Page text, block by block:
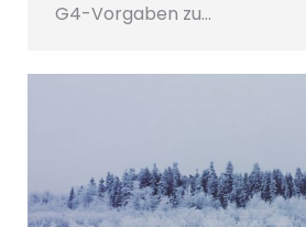
G4-Vorgaben zu…